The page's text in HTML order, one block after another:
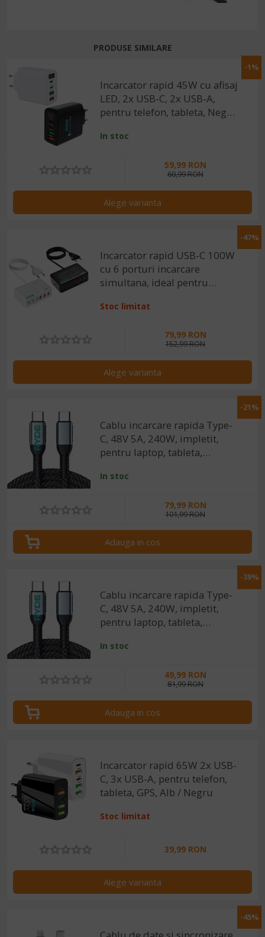
PRODUSE SIMILARE
-1%
Incarcator rapid 45W cu afisaj
LED, 2x USB-C, 2x USB-A,
pentru telefon, tableta, Negru
In stoc
59,99 RON
60,99 RON
Alege varianta
-47%
Incarcator rapid USB-C 100W
cu 6 porturi incarcare
simultana, ideal pentru
Negru
Stoc limitat
79,99 RON
152,99 RON
Alege varianta
-21%
Cablu incarcare rapida Type-
C, 48V 5A, 240W, impletit,
pentru laptop, tableta,
In stoc
79,99 RON
101,99 RON
Adauga in cos
-39%
Cablu incarcare rapida Type-
C, 48V 5A, 240W, impletit,
pentru laptop, tableta,
In stoc
49,99 RON
81,99 RON
Adauga in cos
Incarcator rapid 65W 2x USB-
C, 3x USB-A, pentru telefon,
tableta, GPS, Alb / Negru
Stoc limitat
39,99 RON
Alege varianta
-45%